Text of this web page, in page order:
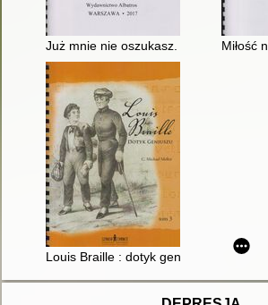
Już mnie nie oszukasz. T. 4 Miłość
Louis Braille : dotyk geniuszu. T. 3